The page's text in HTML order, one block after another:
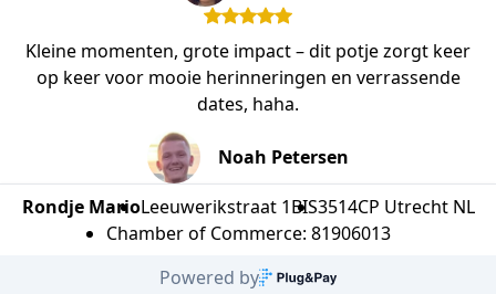
Kleine momenten, grote impact – dit potje zorgt keer
op keer voor mooie herinneringen en verrassende
dates, haha.
Noah Petersen
Rondje MarioLeeuwerikstraat 1BIS3514CP Utrecht NL
Chamber of Commerce: 81906013
Powered by